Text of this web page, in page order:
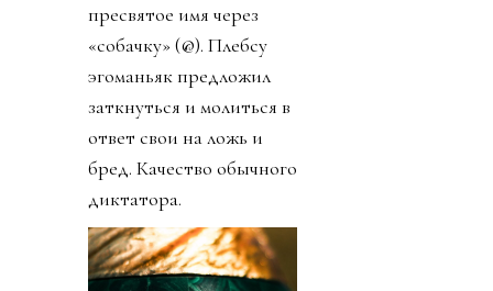
пресвятое имя через
«собачку» (@). Плебсу
эгоманьяк предложил
заткнуться и молиться в
ответ свои на ложь и
бред. Качество обычного
диктатора.